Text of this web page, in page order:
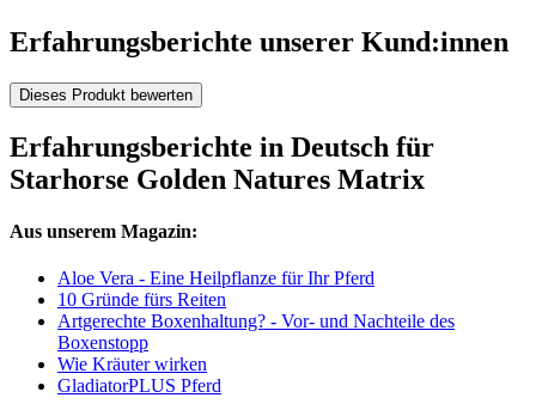
Erfahrungsberichte unserer Kund:innen
Dieses Produkt bewerten
Erfahrungsberichte in Deutsch für
Starhorse Golden Natures Matrix
Aus unserem Magazin:
Aloe Vera - Eine Heilpflanze für Ihr Pferd
10 Gründe fürs Reiten
Artgerechte Boxenhaltung? - Vor- und Nachteile des
Boxenstopp
Wie Kräuter wirken
GladiatorPLUS Pferd